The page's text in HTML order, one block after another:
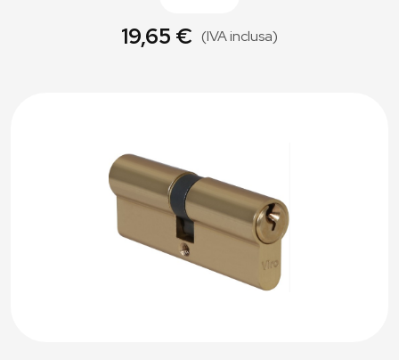
19,65 € (IVA inclusa)